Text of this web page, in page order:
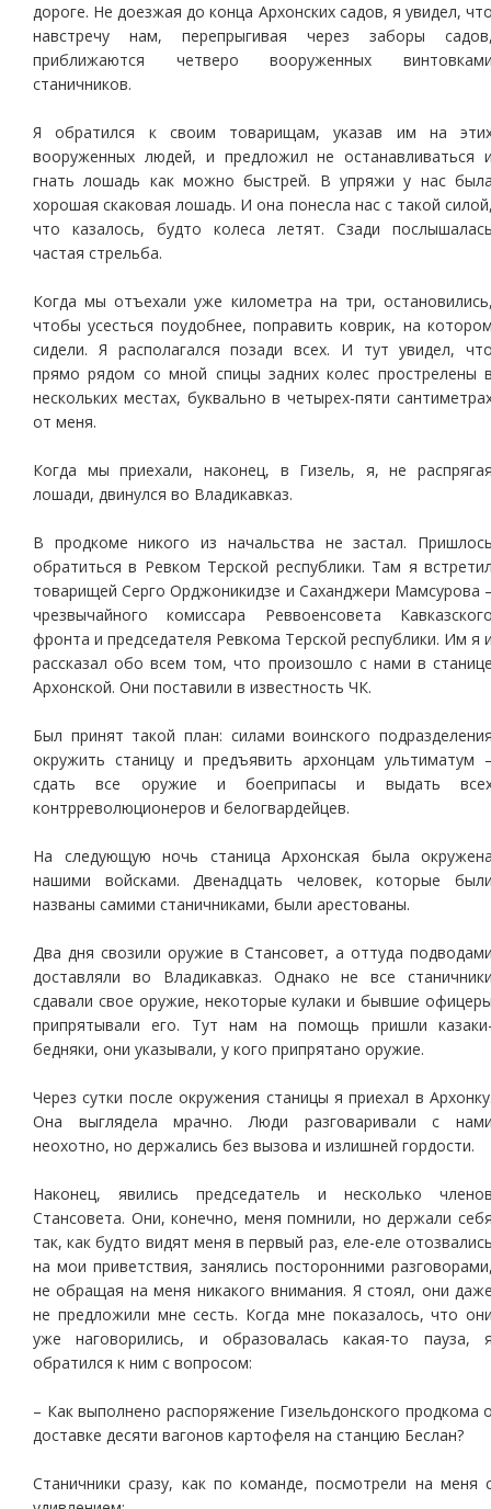
дороге. Не доезжая до конца Архонских садов, я увидел,
навстречу нам, перепрыгивая через заборы
приближаются четверо вооруженных
станичников.
Я обратился к своим товарищам, указав им на
вооруженных людей, и предложил не останавливаться
гнать лошадь как можно быстрей. В упряжи у нас
хорошая скаковая лошадь. И она понесла нас с такой
что казалось, будто колеса летят. Сзади
частая стрельба.
Когда мы отъехали уже километра на три,
чтобы усесться поудобнее, поправить коврик, на
сидели. Я располагался позади всех. И тут увидел,
прямо рядом со мной спицы задних колес прострелены
нескольких местах, буквально в четырех-пяти
от меня.
Когда мы приехали, наконец, в Гизель, я, не
лошади, двинулся во Владикавказ.
В продкоме никого из начальства не застал.
обратиться в Ревком Терской республики. Там я
товарищей Серго Орджоникидзе и Саханджери Мамсурова
чрезвычайного комиссара Реввоенсовета
фронта и председателя Ревкома Терской республики. Им я
рассказал обо всем том, что произошло с нами в
Архонской. Они поставили в известность ЧК.
Был принят такой план: силами воинского
окружить станицу и предъявить архонцам ультиматум
сдать все оружие и боеприпасы и выдать
контрреволюционеров и белогвардейцев.
На следующую ночь станица Архонская была
нашими войсками. Двенадцать человек, которые
названы самими станичниками, были арестованы.
Два дня свозили оружие в Стансовет, а оттуда
доставляли во Владикавказ. Однако не все
сдавали свое оружие, некоторые кулаки и бывшие
припрятывали его. Тут нам на помощь пришли
бедняки, они указывали, у кого припрятано оружие.
Через сутки после окружения станицы я приехал в
Она выглядела мрачно. Люди разговаривали с
неохотно, но держались без вызова и излишней гордости.
Наконец, явились председатель и несколько
Стансовета. Они, конечно, меня помнили, но держали
так, как будто видят меня в первый раз, еле-еле
на мои приветствия, занялись посторонними
не обращая на меня никакого внимания. Я стоял, они
не предложили мне сесть. Когда мне показалось, что
уже наговорились, и образовалась какая-то пауза,
обратился к ним с вопросом:
– Как выполнено распоряжение Гизельдонского продкома
доставке десяти вагонов картофеля на станцию Беслан?
Станичники сразу, как по команде, посмотрели на меня